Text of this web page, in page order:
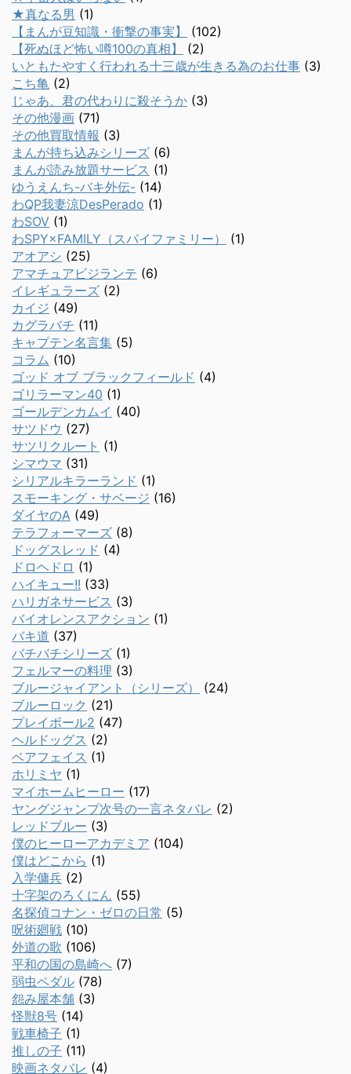
★真なる男 (1)
【まんが豆知識・衝撃の事実】
(102)
【死ぬほど怖い噂100の真相】
(2)
いともたやすく行われる十三歳が生きる為のお仕事 (3)
こち亀 (2)
じゃあ、君の代わりに殺そうか (3)
その他漫画 (71)
その他買取情報 (3)
まんが持ち込みシリーズ (6)
まんが読み放題サービス (1)
ゆうえんち-バキ外伝- (14)
わQP我妻涼DesPerado (1)
わSOV (1)
わSPY×FAMILY（スパイファミリー）
(1)
アオアシ (25)
アマチュアビジランテ (6)
イレギュラーズ (2)
カイジ (49)
カグラバチ (11)
キャプテン名言集 (5)
コラム (10)
ゴッド オブ ブラックフィールド (4)
ゴリラーマン40 (1)
ゴールデンカムイ (40)
サツドウ (27)
サツリクルート (1)
シマウマ (31)
シリアルキラーランド (1)
スモーキング・サベージ (16)
ダイヤのA (49)
テラフォーマーズ (8)
ドッグスレッド (4)
ドロヘドロ (1)
ハイキュー!! (33)
ハリガネサービス (3)
バイオレンスアクション (1)
バキ道 (37)
バチバチシリーズ (1)
フェルマーの料理 (3)
ブルージャイアント（シリーズ）
(24)
ブルーロック (21)
プレイボール2 (47)
ヘルドッグス (2)
ベアフェイス (1)
ホリミヤ (1)
マイホームヒーロー (17)
ヤングジャンプ次号の一言ネタバレ (2)
レッドブルー (3)
僕のヒーローアカデミア (104)
僕はどこから (1)
入学傭兵 (2)
十字架のろくにん (55)
名探偵コナン・ゼロの日常 (5)
呪術廻戦 (10)
外道の歌 (106)
平和の国の島崎へ (7)
弱虫ペダル (78)
怨み屋本舗 (3)
怪獣8号 (14)
戦車椅子 (1)
推しの子 (11)
映画ネタバレ (4)